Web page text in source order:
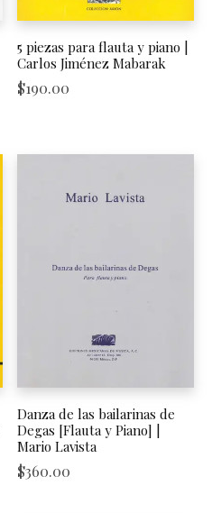
5 piezas para flauta y piano |
Carlos Jiménez Mabarak
$190.00
Danza de las bailarinas de
Degas [Flauta y Piano] |
Mario Lavista
$360.00